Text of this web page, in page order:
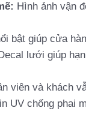
Hình ảnh vận
bật giúp cửa
Decal lưới giúp
viên và khách
UV chống phai